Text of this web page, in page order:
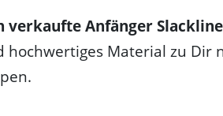
Anfänger
hochwertiges Material zu Dir